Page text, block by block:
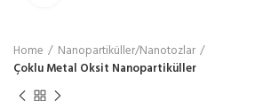
Home
Nanopartiküller/Nanotozlar
Çoklu Metal Oksit Nanopartiküller